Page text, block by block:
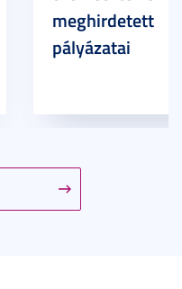
meghirdetett
pályázatai